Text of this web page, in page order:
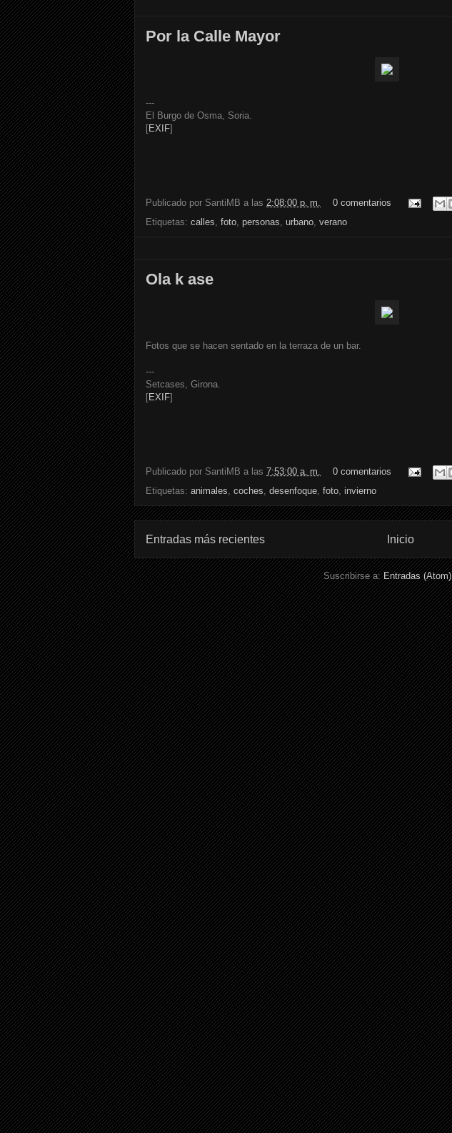
Por la Calle Mayor
---
El Burgo de Osma, Soria.
[EXIF]
Publicado por SantiMB a las 2:08:00 p. m.
0 comentarios
Etiquetas: calles, foto, personas, urbano, verano
Ola k ase
Fotos que se hacen sentado en la terraza de un bar.
---
Setcases, Girona.
[EXIF]
Publicado por SantiMB a las 7:53:00 a. m.
0 comentarios
Etiquetas: animales, coches, desenfoque, foto, invierno
Entradas más recientes Inicio
Suscribirse a:Entradas (Atom)